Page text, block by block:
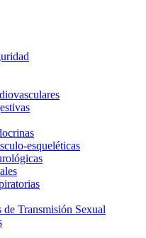
esqueléticas
Transmisión Sexual